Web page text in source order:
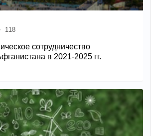
118
сотрудничество
в 2021-2025 гг.